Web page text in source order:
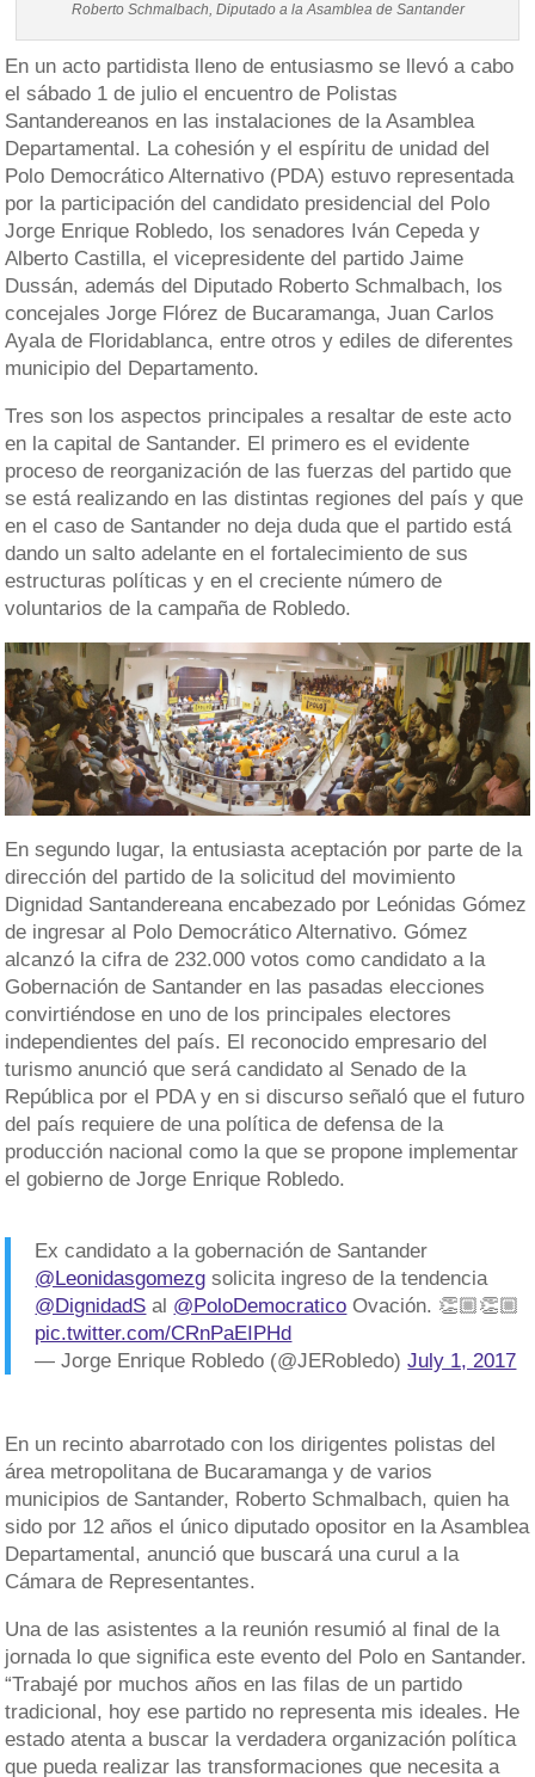
Roberto Schmalbach, Diputado a la Asamblea de Santander
En un acto partidista lleno de entusiasmo se llevó a cabo
el sábado 1 de julio el encuentro de Polistas
Santandereanos en las instalaciones de la Asamblea
Departamental. La cohesión y el espíritu de unidad del
Polo Democrático Alternativo (PDA) estuvo representada
por la participación del candidato presidencial del Polo
Jorge Enrique Robledo, los senadores Iván Cepeda y
Alberto Castilla, el vicepresidente del partido Jaime
Dussán, además del Diputado Roberto Schmalbach, los
concejales Jorge Flórez de Bucaramanga, Juan Carlos
Ayala de Floridablanca, entre otros y ediles de diferentes
municipio del Departamento.
Tres son los aspectos principales a resaltar de este acto
en la capital de Santander. El primero es el evidente
proceso de reorganización de las fuerzas del partido que
se está realizando en las distintas regiones del país y que
en el caso de Santander no deja duda que el partido está
dando un salto adelante en el fortalecimiento de sus
estructuras políticas y en el creciente número de
voluntarios de la campaña de Robledo.
En segundo lugar, la entusiasta aceptación por parte de la
dirección del partido de la solicitud del movimiento
Dignidad Santandereana encabezado por Leónidas Gómez
de ingresar al Polo Democrático Alternativo. Gómez
alcanzó la cifra de 232.000 votos como candidato a la
Gobernación de Santander en las pasadas elecciones
convirtiéndose en uno de los principales electores
independientes del país. El reconocido empresario del
turismo anunció que será candidato al Senado de la
República por el PDA y en si discurso señaló que el futuro
del país requiere de una política de defensa de la
producción nacional como la que se propone implementar
el gobierno de Jorge Enrique Robledo.
Ex candidato a la gobernación de Santander
@Leonidasgomezg solicita ingreso de la tendencia
@DignidadS al @PoloDemocratico Ovación. 👏🏼👏🏼
pic.twitter.com/CRnPaEIPHd
— Jorge Enrique Robledo (@JERobledo)July 1, 2017
En un recinto abarrotado con los dirigentes polistas del
área metropolitana de Bucaramanga y de varios
municipios de Santander, Roberto Schmalbach, quien ha
sido por 12 años el único diputado opositor en la Asamblea
Departamental, anunció que buscará una curul a la
Cámara de Representantes.
Una de las asistentes a la reunión resumió al final de la
jornada lo que significa este evento del Polo en Santander.
“Trabajé por muchos años en las filas de un partido
tradicional, hoy ese partido no representa mis ideales. He
estado atenta a buscar la verdadera organización política
que pueda realizar las transformaciones que necesita a